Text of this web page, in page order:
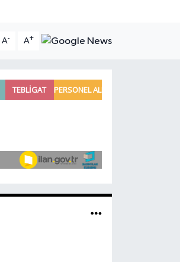
A- A+